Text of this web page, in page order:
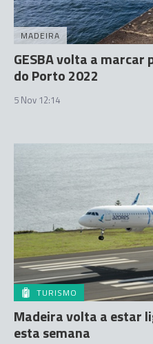
MADEIRA
GESBA volta a
do Porto 2022
5 Nov 12:14
TURISMO
Madeira volta a estar
esta semana